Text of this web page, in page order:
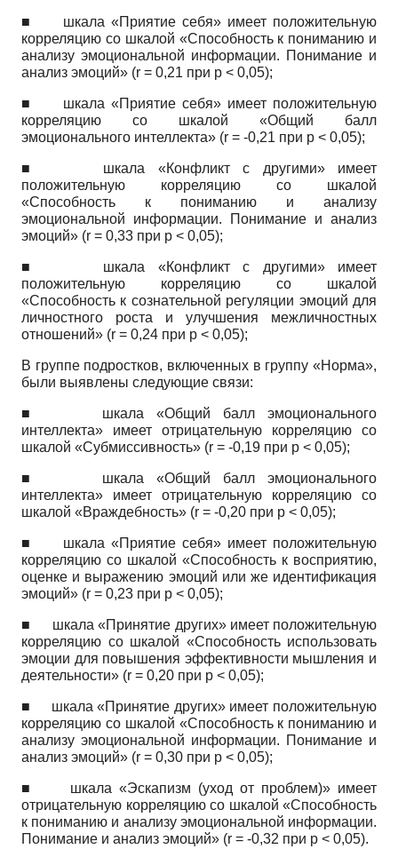
■ шкала «Приятие себя» имеет положительную
корреляцию со шкалой «Способность к пониманию и
анализу эмоциональной информации. Понимание и
анализ эмоций» (r = 0,21 при p < 0,05);
■ шкала «Приятие себя» имеет положительную
корреляцию со шкалой «Общий балл
эмоционального интеллекта» (r = -0,21 при p < 0,05);
■ шкала «Конфликт с другими» имеет
положительную корреляцию со шкалой
«Способность к пониманию и анализу
эмоциональной информации. Понимание и анализ
эмоций» (r = 0,33 при p < 0,05);
■ шкала «Конфликт с другими» имеет
положительную корреляцию со шкалой
«Способность к сознательной регуляции эмоций для
личностного роста и улучшения межличностных
отношений» (r = 0,24 при p < 0,05);
В группе подростков, включенных в группу «Норма»,
были выявлены следующие связи:
■ шкала «Общий балл эмоционального
интеллекта» имеет отрицательную корреляцию со
шкалой «Субмиссивность» (r = -0,19 при p < 0,05);
■ шкала «Общий балл эмоционального
интеллекта» имеет отрицательную корреляцию со
шкалой «Враждебность» (r = -0,20 при p < 0,05);
■ шкала «Приятие себя» имеет положительную
корреляцию со шкалой «Способность к восприятию,
оценке и выражению эмоций или же идентификация
эмоций» (r = 0,23 при p < 0,05);
■ шкала «Принятие других» имеет положительную
корреляцию со шкалой «Способность использовать
эмоции для повышения эффективности мышления и
деятельности» (r = 0,20 при p < 0,05);
■ шкала «Принятие других» имеет положительную
корреляцию со шкалой «Способность к пониманию и
анализу эмоциональной информации. Понимание и
анализ эмоций» (r = 0,30 при p < 0,05);
■ шкала «Эскапизм (уход от проблем)» имеет
отрицательную корреляцию со шкалой «Способность
к пониманию и анализу эмоциональной информации.
Понимание и анализ эмоций» (r = -0,32 при p < 0,05).